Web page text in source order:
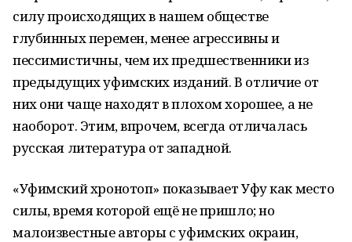
силу происходящих в нашем обществе
глубинных перемен, менее агрессивны и
пессимистичны, чем их предшественники из
предыдущих уфимских изданий. В отличие от
них они чаще находят в плохом хорошее, а не
наоборот. Этим, впрочем, всегда отличалась
русская литература от западной.
«Уфимский хронотоп» показывает Уфу как место
силы, время которой ещё не пришло; но
малоизвестные авторы с уфимских окраин,